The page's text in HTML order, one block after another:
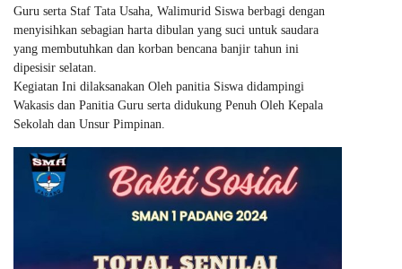
Guru serta Staf Tata Usaha, Walimurid Siswa berbagi dengan
menyisihkan sebagian harta dibulan yang suci untuk saudara
yang membutuhkan dan korban bencana banjir tahun ini
dipesisir selatan.
Kegiatan Ini dilaksanakan Oleh panitia Siswa didampingi
Wakasis dan Panitia Guru serta didukung Penuh Oleh Kepala
Sekolah dan Unsur Pimpinan.